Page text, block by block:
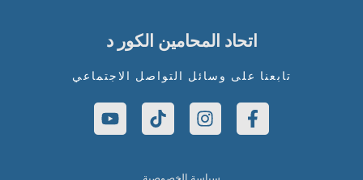
اتحاد المحامين الكور د
تابعنا على وسائل التواصل الاجتماعي